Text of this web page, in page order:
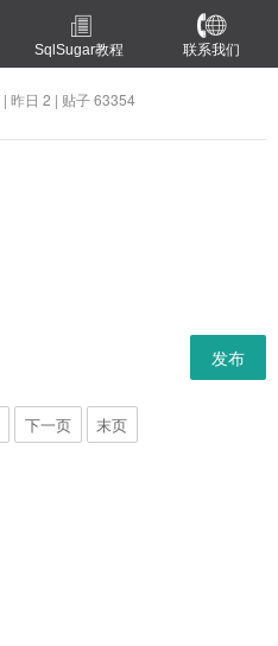
SqlSugar教程 联系我们
| 昨日 2 | 贴子 63354
发布
下一页 末页